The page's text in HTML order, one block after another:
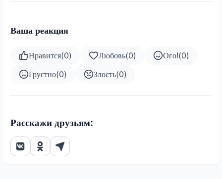
Ваша реакция
Нравится(0) Любовь(0) Ого!(0)
Грустно(0) Злость(0)
Расскажи друзьям: